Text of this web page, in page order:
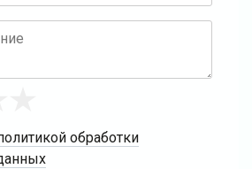
обработки